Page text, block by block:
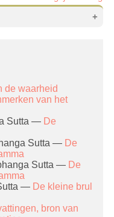
in de wereld
en dan een
heeft
oefening van
de waarheid
van het
Sutta — De
Sutta — De
Sutta — De
— De kleine brul
bron van